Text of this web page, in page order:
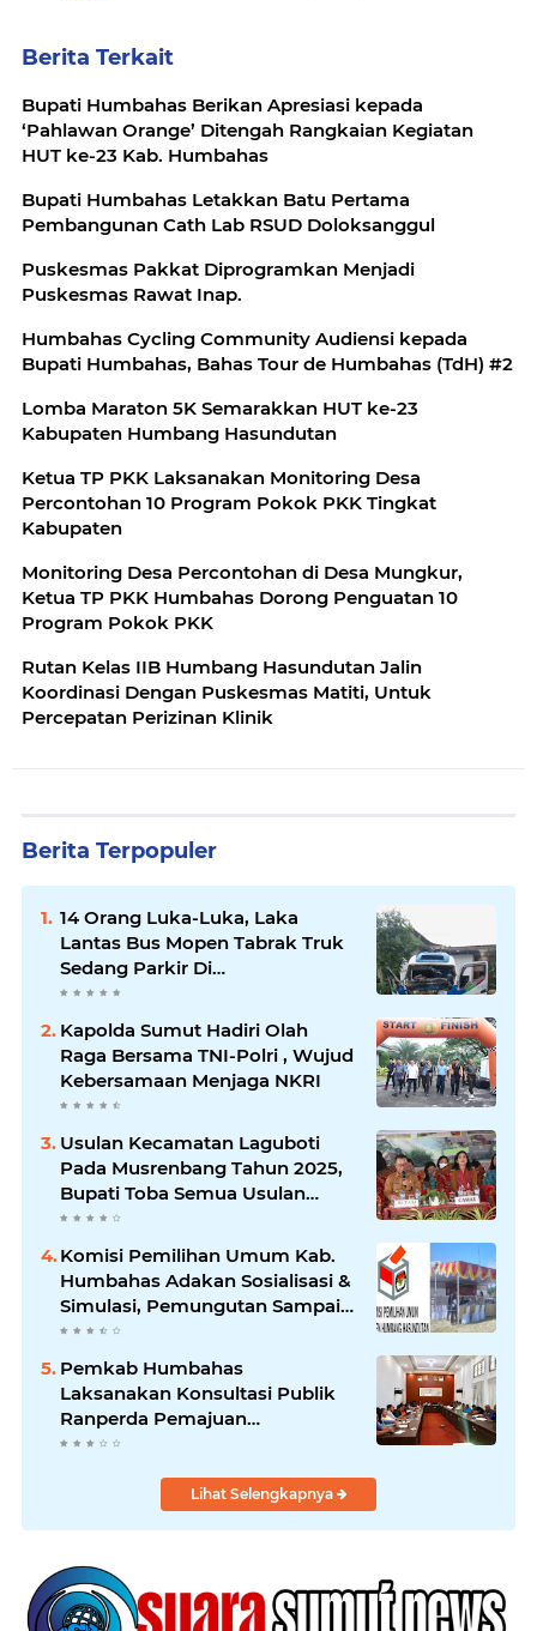
Berita Terkait
Bupati Humbahas Berikan Apresiasi kepada
‘Pahlawan Orange’ Ditengah Rangkaian Kegiatan
HUT ke-23 Kab. Humbahas
Bupati Humbahas Letakkan Batu Pertama
Pembangunan Cath Lab RSUD Doloksanggul
Puskesmas Pakkat Diprogramkan Menjadi
Puskesmas Rawat Inap.
Humbahas Cycling Community Audiensi kepada
Bupati Humbahas, Bahas Tour de Humbahas (TdH) #2
Lomba Maraton 5K Semarakkan HUT ke-23
Kabupaten Humbang Hasundutan
Ketua TP PKK Laksanakan Monitoring Desa
Percontohan 10 Program Pokok PKK Tingkat
Kabupaten
Monitoring Desa Percontohan di Desa Mungkur,
Ketua TP PKK Humbahas Dorong Penguatan 10
Program Pokok PKK
Rutan Kelas IIB Humbang Hasundutan Jalin
Koordinasi Dengan Puskesmas Matiti, Untuk
Percepatan Perizinan Klinik
Berita Terpopuler
14 Orang Luka-Luka, Laka
Lantas Bus Mopen Tabrak Truk
Sedang Parkir Di
Siborongborong
Kapolda Sumut Hadiri Olah
Raga Bersama TNI-Polri , Wujud
Kebersamaan Menjaga NKRI
Usulan Kecamatan Laguboti
Pada Musrenbang Tahun 2025,
Bupati Toba Semua Usulan
Harus Mendukung
Komisi Pemilihan Umum Kab.
Humbahas Adakan Sosialisasi &
Simulasi, Pemungutan Sampai
Rekapitulasi Suara.
Pemkab Humbahas
Laksanakan Konsultasi Publik
Ranperda Pemajuan
Kebudayaan Daerah
Lihat Selengkapnya